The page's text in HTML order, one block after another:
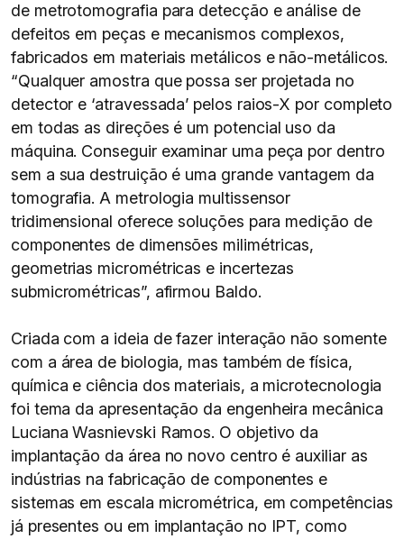
de metrotomografia para detecção e análise de
defeitos em peças e mecanismos complexos,
fabricados em materiais metálicos e não-metálicos.
“Qualquer amostra que possa ser projetada no
detector e ‘atravessada’ pelos raios-X por completo
em todas as direções é um potencial uso da
máquina. Conseguir examinar uma peça por dentro
sem a sua destruição é uma grande vantagem da
tomografia. A metrologia multissensor
tridimensional oferece soluções para medição de
componentes de dimensões milimétricas,
geometrias micrométricas e incertezas
submicrométricas”, afirmou Baldo.
Criada com a ideia de fazer interação não somente
com a área de biologia, mas também de física,
química e ciência dos materiais, a microtecnologia
foi tema da apresentação da engenheira mecânica
Luciana Wasnievski Ramos. O objetivo da
implantação da área no novo centro é auxiliar as
indústrias na fabricação de componentes e
sistemas em escala micrométrica, em competências
já presentes ou em implantação no IPT, como